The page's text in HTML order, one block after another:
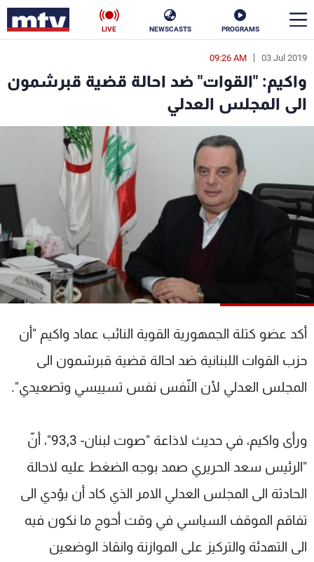
PROGRAMS
NEWSCASTS
LIVE
03 Jul 2019
09:26 AM
واكيم: "القوات" ضد احالة قضية قبرشمون
الى المجلس العدلي
أكد عضو كتلة الجمهورية القوية النائب عماد واكيم "أن
حزب القوات اللبنانية ضد احالة قضية قبرشمون الى
المجلس العدلي لأن النّفس نفس تسييسي وتصعيدي".
ورأى واكيم، في حديث لاذاعة "صوت لبنان- 93,3"، أنّ
"الرئيس سعد الحريري صمد بوجه الضغط عليه لاحالة
الحادثة الى المجلس العدلي الامر الذي كاد أن يؤدي الى
تفاقم الموقف السياسي في وقت أحوج ما نكون فيه
الى التهدئة والتركيز على الموازنة وانقاذ الوضعين
en
الأخبار
سياسة ناس
فن
منوعات رياضة
كأس العالم
البرامج
جدول البرامج
شاهد البرامج
عن MTV
وظائف
سياسة الخصوصية